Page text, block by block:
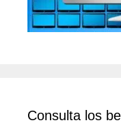
Consulta los